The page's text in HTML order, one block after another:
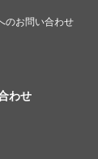
のお問い合わせ
わせ